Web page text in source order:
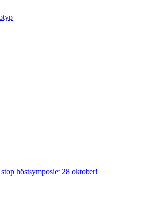
höstsymposiet 28 oktober!